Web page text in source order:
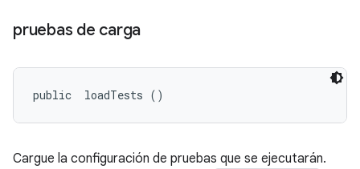
pruebas de carga
public loadTests ()
Cargue la configuración de pruebas que se ejecutarán.